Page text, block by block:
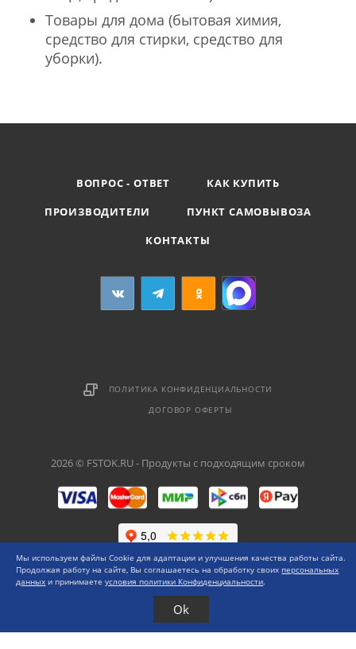
Товары для дома (бытовая химия,
средство для стирки, средство для
уборки).
ВОПРОС - ОТВЕТ
КАК КУПИТЬ
ПРОИЗВОДИТЕЛИ
ПУНКТ САМОВЫВОЗА
КОНТАКТЫ
ПОЛИТИКА КОНФИДЕНЦИАЛЬНОСТИ
ДОГОВОР ОФЕРТЫ
2026 © FSTOK.RU - Продукты с подходящим сроком
Мы используем файлы Cookie для адаптации и улучшения качества работы сайта.
Продолжая работу на сайте, Вы соглашаетесь на обработку своихперсональных
данных и принимаетеусловия политики Конфиденциальности.
Ok